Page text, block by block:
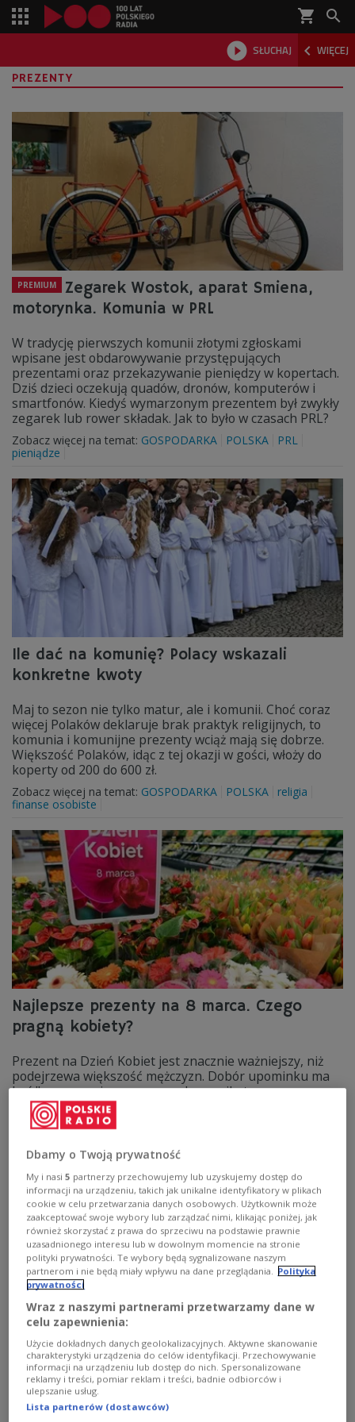
shopping_cart 
 SŁUCHAJ  WIĘCEJ

PREZENTY
PREMIUM
Zegarek Wostok, aparat Smiena,
motorynka. Komunia w PRL
W tradycję pierwszych komunii złotymi zgłoskami
wpisane jest obdarowywanie przystępujących
prezentami oraz przekazywanie pieniędzy w kopertach.
Dziś dzieci oczekują quadów, dronów, komputerów i
smartfonów. Kiedyś wymarzonym prezentem był zwykły
zegarek lub rower składak. Jak to było w czasach PRL?
Zobacz więcej na temat: GOSPODARKA POLSKA
PRL
pieniądze
Ile dać na komunię? Polacy wskazali
konkretne kwoty
Maj to sezon nie tylko matur, ale i komunii. Choć coraz
więcej Polaków deklaruje brak praktyk religijnych, to
komunia i komunijne prezenty wciąż mają się dobrze.
Większość Polaków, idąc z tej okazji w gości, włoży do
koperty od 200 do 600 zł.
Zobacz więcej na temat: GOSPODARKA POLSKA
religia
finanse osobiste
Najlepsze prezenty na 8 marca. Czego
pragną kobiety?
Prezent na Dzień Kobiet jest znacznie ważniejszy, niż
podejrzewa większość mężczyzn. Dobór upominku ma
być "wysoce zniuansowanym komunikatem
interpersonalnym, który potwierdza autonomię kobiety
oraz stopień zrozumienia jej potrzeb przez
wysokości zadania, a czego bezwzględnie się
wystrzegać?
Zobacz więcej na temat:GOSPODARKA
POLSKA
dzień kobiet
Kobiety pieniądze
Czy nietrafiony prezent świąteczny można
Dbamy o Twoją prywatność
My i nasi5 partnerzy przechowujemy lub uzyskujemy dostęp do
informacji na urządzeniu, takich jak unikalne identyfikatory w plikach
cookie w celu przetwarzania danych osobowych. Użytkownik może
zaakceptować swoje wybory lub zarządzać nimi, klikając poniżej, jak
również skorzystać z prawa do sprzeciwu na podstawie prawnie
uzasadnionego interesu lub w dowolnym momencie na stronie
polityki prywatności. Te wybory będą sygnalizowane naszym
partnerom i nie będą miały wpływu na dane przeglądania. Polityka
prywatności
Wraz z naszymi partnerami przetwarzamy dane w
celu zapewnienia:
Użycie dokładnych danych geolokalizacyjnych. Aktywne skanowanie
charakterystyki urządzenia do celów identyfikacji. Przechowywanie
informacji na urządzeniu lub dostęp do nich. Spersonalizowane
reklamy i treści, pomiar reklam i treści, badnie odbiorców i
ulepszanie usług.
Lista partnerów (dostawców)